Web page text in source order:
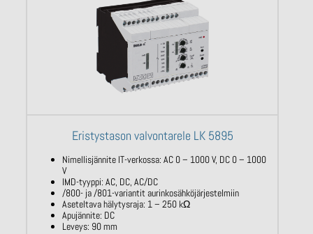
Eristystason valvontarele LK 5895
Nimellisjännite IT-verkossa: AC 0 – 1000V, DC 0 – 1000
V
IMD-tyyppi: AC, DC, AC/DC
/800- ja /801-variantit aurinkosähköjärjestelmiin
Aseteltava hälytysraja: 1 – 250 kΩ
Apujännite: DC
Leveys: 90 mm